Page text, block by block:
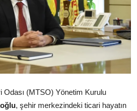
Odası (MTSO) Yönetim Kurulu
, şehir merkezindeki ticari hayatın